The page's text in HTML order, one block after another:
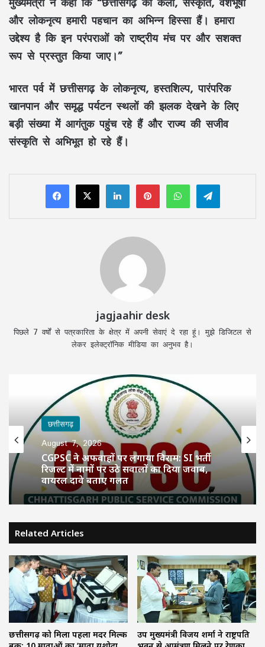
और लोकनृत्य हमारी पहचान का अभिन्न हिस्सा हैं। हमारा
उद्देश्य है कि इन परंपराओं को राष्ट्रीय मंच पर और सशक्त
रूप से प्रस्तुत किया जाए।”
भारत पर्व में छत्तीसगढ़ के लोकनृत्य, हस्तशिल्प, पारंपरिक
खानपान और समृद्ध पर्यटन स्थलों की झलक देखने के लिए
बड़ी संख्या में आगंतुक पहुंच रहे हैं और राज्य की सजीव
संस्कृति से अभिभूत हो रहे हैं।
LinkedInPinterestWhatsAppTelegram
jagjaahir desk
पिछले 7 वर्षों से पत्रकारिता के क्षेत्र में अपनी सेवाएं दे रहा हूं। मुझे डिजिटल से
लेकर इलेक्ट्रॉनिक मीडिया का अनुभव है।
छत्तीसगढ़
August 7, 2026
CGPSC ने अफवाहों पर लगाया विराम: SI भर्ती
रिजल्ट में नामों पर उठे सवालों का दिया जवाब,
वायरल दावे बताए गलत
Related Articles
छत्तीसगढ़ को मिला पहला मदर मिल्क
उप मुख्यमंत्री विजय शर्मा ने राष्ट्रपति